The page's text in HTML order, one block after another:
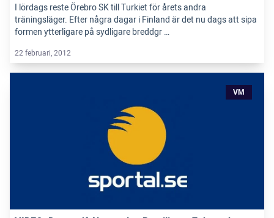
I lördags reste Örebro SK till Turkiet för årets andra
träningsläger. Efter några dagar i Finland är det nu dags att sipa
formen ytterligare på sydligare breddgr …
22 februari, 2012
VM